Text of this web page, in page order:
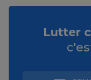
Lutter